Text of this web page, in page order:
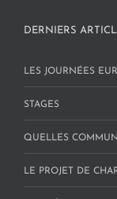
DERNIERS
LES JOURNÉES
STAGES
QUELLES
LE PROJET DE